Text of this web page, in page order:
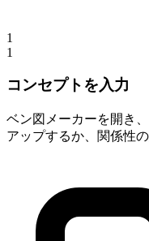
1
1
コンセプトを入力
ベン図メーカーを開き
アップするか、関係性